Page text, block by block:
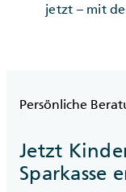
jetzt – mit
Persönliche
Jetzt
Sparkasse